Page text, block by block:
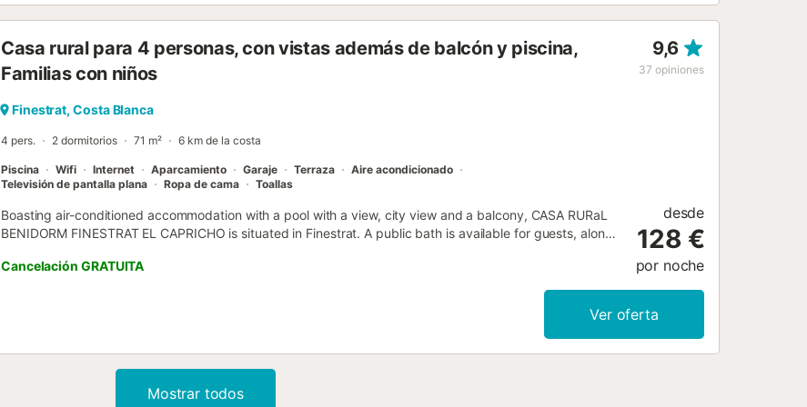
Casa rural para 4 personas, con vistas además de balcón y piscina,
Familias con niños
9,6
37 opiniones
Finestrat, Costa Blanca
4 pers. 2 dormitorios 71 m² 6 km de la costa
Piscina Wifi Internet Aparcamiento Garaje Terraza
Aire acondicionado
Televisión de pantalla plana
Ropa de cama Toallas
Boasting air-conditioned accommodation with a pool with a view, city view and a balcony, CASA RURaL
BENIDORM FINESTRAT EL CAPRICHO is situated in Finestrat. A public bath is available for guests, along
Cancelación GRATUITA
desde
128 €
por noche
Ver oferta
Mostrar todos